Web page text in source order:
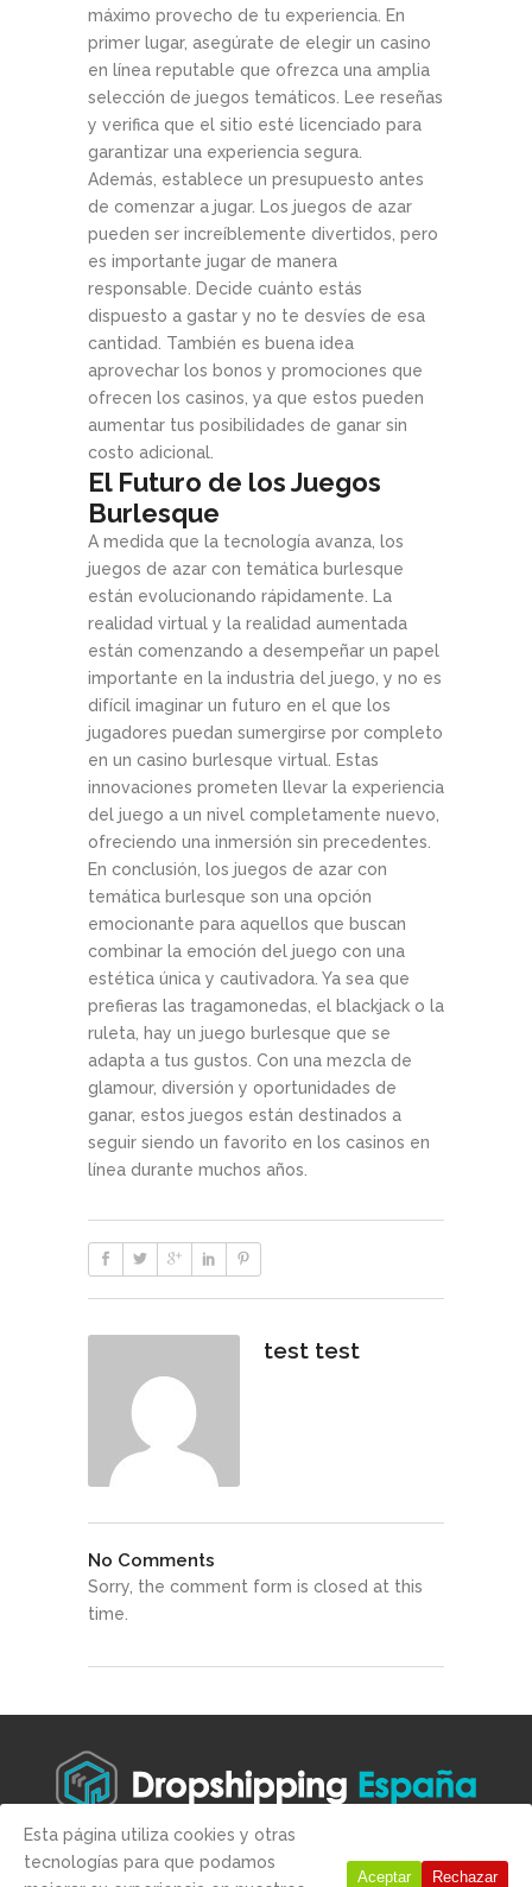
máximo provecho de tu experiencia. En
primer lugar, asegúrate de elegir un casino
en línea reputable que ofrezca una amplia
selección de juegos temáticos. Lee reseñas
y verifica que el sitio esté licenciado para
garantizar una experiencia segura.
Además, establece un presupuesto antes
de comenzar a jugar. Los juegos de azar
pueden ser increíblemente divertidos, pero
es importante jugar de manera
responsable. Decide cuánto estás
dispuesto a gastar y no te desvíes de esa
cantidad. También es buena idea
aprovechar los bonos y promociones que
ofrecen los casinos, ya que estos pueden
aumentar tus posibilidades de ganar sin
costo adicional.
El Futuro de los Juegos
Burlesque
A medida que la tecnología avanza, los
juegos de azar con temática burlesque
están evolucionando rápidamente. La
realidad virtual y la realidad aumentada
están comenzando a desempeñar un papel
importante en la industria del juego, y no es
difícil imaginar un futuro en el que los
jugadores puedan sumergirse por completo
en un casino burlesque virtual. Estas
innovaciones prometen llevar la experiencia
del juego a un nivel completamente nuevo,
ofreciendo una inmersión sin precedentes.
En conclusión, los juegos de azar con
temática burlesque son una opción
emocionante para aquellos que buscan
combinar la emoción del juego con una
estética única y cautivadora. Ya sea que
prefieras las tragamonedas, el blackjack o la
ruleta, hay un juego burlesque que se
adapta a tus gustos. Con una mezcla de
glamour, diversión y oportunidades de
ganar, estos juegos están destinados a
seguir siendo un favorito en los casinos en
línea durante muchos años.
test test
No Comments
Sorry, the comment form is closed at this
time.
Copyright © 2019 - Aviso legal-Condiciones de compra-Politica
Esta página utiliza cookies y otras
tecnologías para que podamos
Aceptar Rechazar